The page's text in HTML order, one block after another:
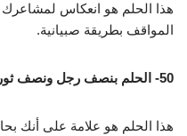
هذا الحلم هو انعكاس
المواقف بطريقة صبيانية.
50- الحلم بنصف رجل ونصف ثور
هذا الحلم هو علامة على أنك